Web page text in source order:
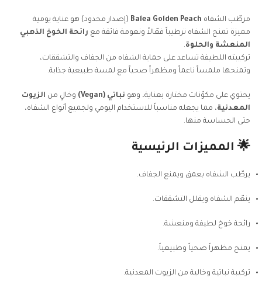
مرطّب الشفاه Balea Golden Peach (إصدار محدود) هو عناية يومية
مميزة تمنح الشفاه ترطيباً فعّالاً ونعومة فائقة مع رائحة الخوخ الذهبي
المنعشة والحلوة.
تركيبته اللطيفة تساعد على حماية الشفاه من الجفاف والتشققات،
وتمنحها ملمساً ناعماً ومظهراً صحياً مع لمسة طبيعية جذابة.
يحتوي على مكوّنات مختارة بعناية، وهو نباتي (Vegan) وخالٍ من الزيوت
المعدنية، مما يجعله مناسباً للاستخدام اليومي ولجميع أنواع الشفاه،
حتى الحساسة منها.
🌟 المميزات الرئيسية
يرطّب الشفاه بعمق ويمنع الجفاف.
ينعّم الشفاه ويقلل التشققات.
رائحة خوخ لطيفة ومنعشة.
يمنح مظهراً صحياً وطبيعياً.
تركيبة نباتية وخالية من الزيوت المعدنية.